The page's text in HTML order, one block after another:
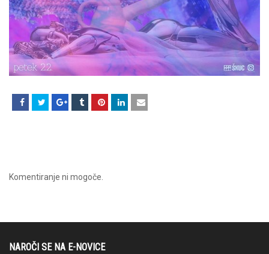
Komentiranje ni mogoče.
NAROČI SE NA E-NOVICE